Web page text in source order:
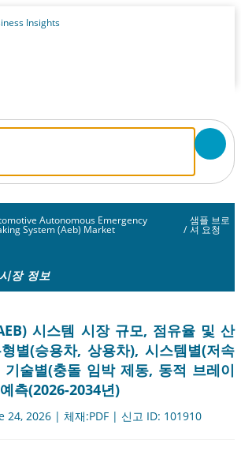
Autonomous Emergency
System (Aeb) Market /
샘플 브로
셔 요청
장 정보
시스템 시장 규모, 점유율 및 산
별(승용차, 상용차), 시스템별(저속
기술별(충돌 임박 제동, 동적 브레이
측(2026-2034년)
24, 2026 | 체재:PDF | 신고 ID: 101910